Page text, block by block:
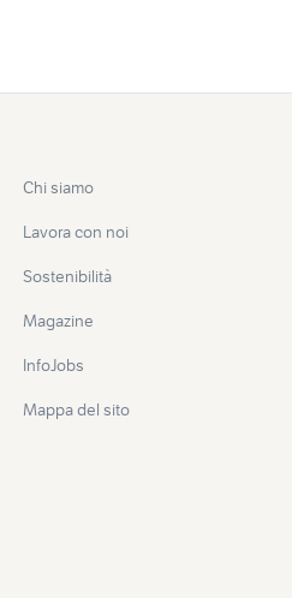
Chi siamo
Lavora con noi
Sostenibilità
Magazine
InfoJobs
Mappa del sito